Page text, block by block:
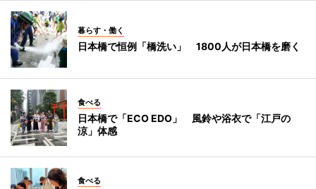
暮らす・働く
日本橋で恒例「橋洗い」 1800人が日本橋を磨く
食べる
日本橋で「ECO EDO」 風鈴や浴衣で「江戸の
涼」体感
食べる